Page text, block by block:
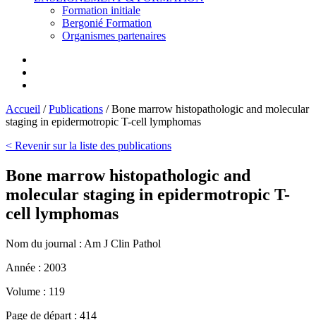
Formation initiale
Bergonié Formation
Organismes partenaires
Accueil /Publications /Bone marrow histopathologic and molecular
staging in epidermotropic T-cell lymphomas
< Revenir sur la liste des publications
Bone marrow histopathologic and
molecular staging in epidermotropic T-
cell lymphomas
Nom du journal : Am J Clin Pathol
Année : 2003
Volume : 119
Page de départ : 414